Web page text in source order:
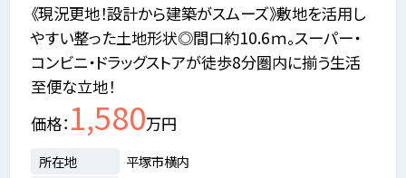
《現況更地！設計から建築がスムーズ》敷地を活用し
やすい整った土地形状◎間口約10.6ｍ。スーパー・
コンビニ・ドラッグストアが徒歩8分圏内に揃う生活
至便な立地！
価格 1,580万円
所在地
平塚市横内